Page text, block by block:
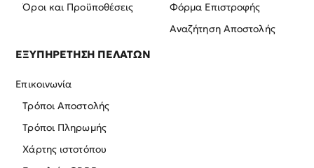
Όροι και Προϋποθέσεις
Φόρμα Επιστροφής
Αναζήτηση Αποστολής
ΕΞΥΠΗΡΕΤΗΣΗ ΠΕΛΑΤΩΝ
Επικοινωνία
Τρόποι Αποστολής
Τρόποι Πληρωμής
Χάρτης ιστοτόπου